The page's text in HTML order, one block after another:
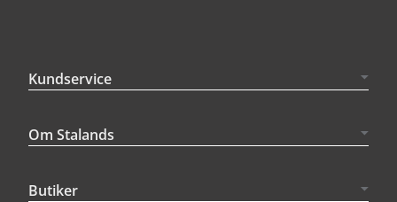
Kundservice
Om Stalands
Butiker